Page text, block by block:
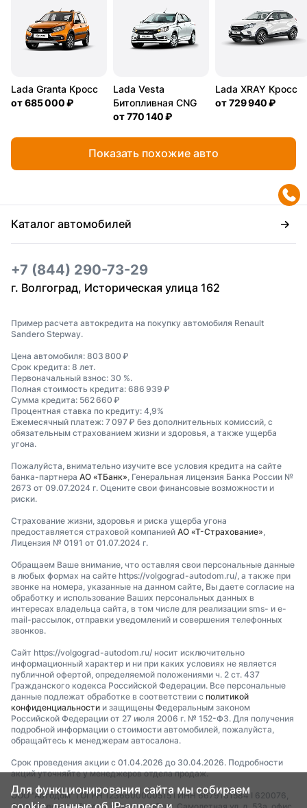
Lada Granta Кросс
от685 000 ₽
Lada Vesta
Битопливная CNG
от770 140 ₽
Lada XRAY Кросс
от729 940 ₽
Показать похожие авто
Каталог автомобилей
+7 (844) 290-73-29
г. Волгоград, Историческая улица 162
Пример расчета автокредита на покупку автомобиля Renault
Sandero Stepway.
Цена автомобиля: 803 800 ₽
Срок кредита: 8 лет.
Первоначальный взнос: 30 %.
Полная стоимость кредита: 686 939 ₽
Сумма кредита: 562 660 ₽
Процентная ставка по кредиту: 4,9%
Ежемесячный платеж: 7 097 ₽ без дополнительных комиссий, с
обязательным страхованием жизни и здоровья, а также ущерба
угона.
Пожалуйста, внимательно изучите все условия кредита на сайте
банка-партнера АО «ТБанк» , Генеральная лицензия Банка России №
2673 от 09.07.2024 г. Оцените свои финансовые возможности и
риски.
Страхование жизни, здоровья и риска ущерба угона
предоставляется страховой компанией АО «Т-Страхование»
Лицензия № 0191 от 01.07.2024 г.
Обращаем Ваше внимание, что оставляя свои персональные данные
в любых формах на сайте https://volgograd-autodom.ru/, а также при
звонке на номера, указанные на данном сайте, Вы даете согласие на
обработку и использование Ваших персональных данных в
интересах владельца сайта, в том числе для реализации sms- и e-
mail-рассылок, отправки уведомлений и совершения телефонных
звонков.
Сайт https://volgograd-autodom.ru/ носит исключительно
информационный характер и ни при каких условиях не является
публичной офертой, определяемой положениями ч. 2 ст. 437
Гражданского кодекса Российской Федерации. Все персональные
данные подлежат обработке в соответствии с политикой
конфиденциальности и защищены Федеральным законом
Российской Федерации от 27 июля 2006 г. № 152-ФЗ. Для получения
подробной информации о стоимости автомобилей, пожалуйста,
обращайтесь к менеджерам автосалона.
Срок проведения акции с 01.04.2026 до 30.04.2026. Подробности
акций уточняйте у менеджеров отдела продаж.
ООО "Автодом" I ОГРН 1236600000515 I ИНН 6679161584 I 620076,
Для функционирования сайта мы собираем